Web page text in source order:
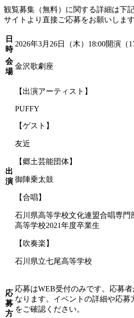
観覧募集（無料）に関する詳細は下
サイトより直接ご応募をお願いします
日
時
2026年3月26日（木）18:00開演（
会
場
金沢歌劇座
出
演
【出演アーティスト】
PUFFY
【ゲスト】
友近
【郷土芸能団体】
御陣乗太⿎
【合唱】
石川県高等学校文化連盟合唱専門
高等学校2021年度卒業生
【吹奏楽】
石川県立七尾高等学校
応
募
方
応募はWEB受付のみです。応募
なります。イベントの詳細や応募
をご確認ください。